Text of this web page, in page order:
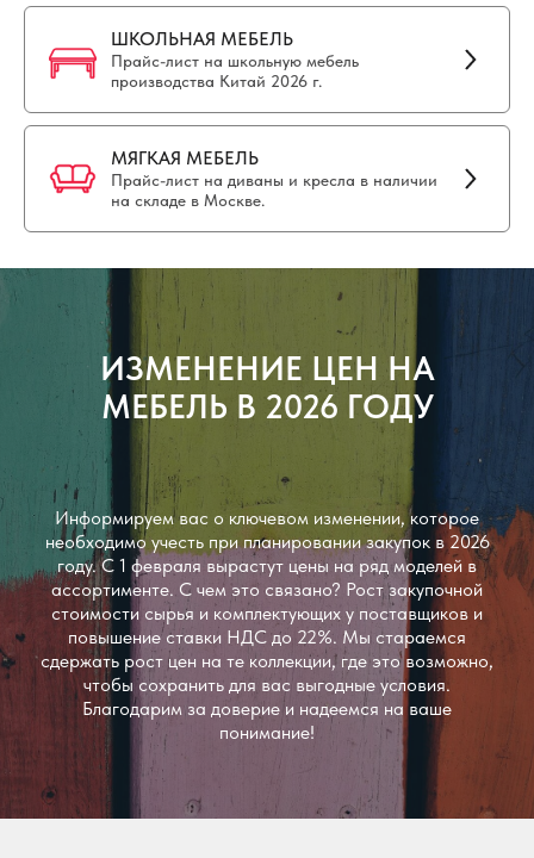
ШКОЛЬНАЯ МЕБЕЛЬ
Прайс-лист на школьную мебель
производства Китай 2026 г.
МЯГКАЯ МЕБЕЛЬ
Прайс-лист на диваны и кресла в наличии
на складе в Москве.
ИЗМЕНЕНИЕ ЦЕН НА
МЕБЕЛЬ В 2026 ГОДУ
Информируем вас о ключевом изменении, которое
необходимо учесть при планировании закупок в 2026
году. С 1 февраля вырастут цены на ряд моделей в
ассортименте. С чем это связано? Рост закупочной
стоимости сырья и комплектующих у поставщиков и
повышение ставки НДС до 22%. Мы стараемся
сдержать рост цен на те коллекции, где это возможно,
чтобы сохранить для вас выгодные условия.
Благодарим за доверие и надеемся на ваше
понимание!